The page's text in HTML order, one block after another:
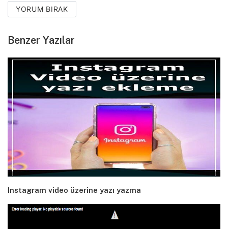
YORUM BIRAK
Benzer Yazılar
Instagram video üzerine yazı yazma